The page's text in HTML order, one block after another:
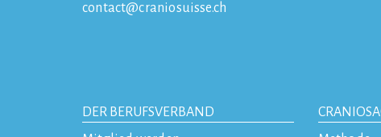
contact
craniosuisse.ch
DER BERUFSVERBAND